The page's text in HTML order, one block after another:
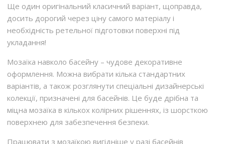
Ще один оригінальний класичний варіант, щоправда,
досить дорогий через ціну самого матеріалу і
необхідність ретельної підготовки поверхні під
укладання!
Мозаїка навколо басейну – чудове декоративне
оформлення. Можна вибрати кілька стандартних
варіантів, а також розглянути спеціальні дизайнерські
колекції, призначені для басейнів. Це буде дрібна та
міцна мозаїка в кількох колірних рішеннях, із шорсткою
поверхнею для забезпечення безпеки.
Працювати з мозаїкою вигідніше у разі басейнів